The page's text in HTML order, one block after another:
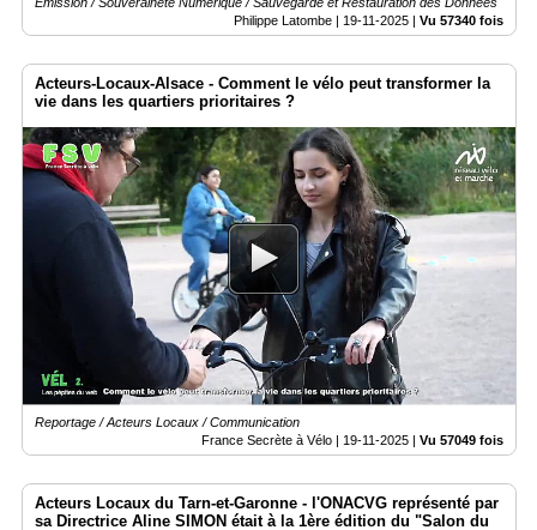
Philippe Latombe | 19-11-2025 | Vu 57340 fois
Acteurs-Locaux-Alsace - Comment le vélo peut transformer la
vie dans les quartiers prioritaires ?
Reportage / Acteurs Locaux / Communication
France Secrète à Vélo | 19-11-2025 | Vu 57049 fois
Acteurs Locaux du Tarn-et-Garonne - l'ONACVG représenté par
sa Directrice Aline SIMON était à la 1ère édition du "Salon du